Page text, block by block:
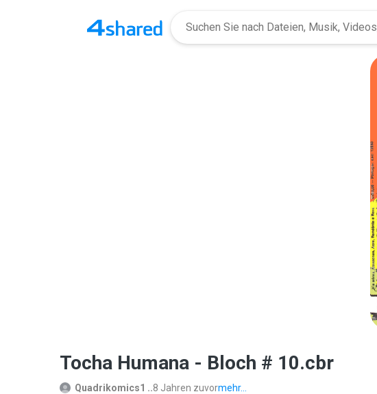
Tocha Humana - Bloch # 10.cbr
Quadrikomics1 ..8 Jahren zuvormehr...